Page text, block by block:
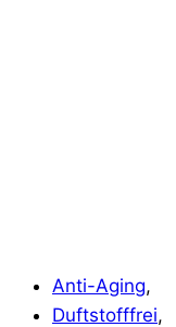
Anti-Aging,
Duftstofffrei,